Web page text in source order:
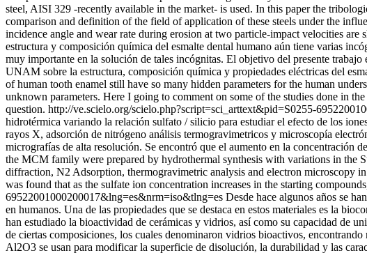
steel, AISI 329 -recently available in the market- is used. In this paper the
comparison and definition of the field of application of these steels under the
incidence angle and wear rate during erosion at two particle-impact velocities are
estructura y composición química del esmalte dental humano aún tiene varias
muy importante en la solución de tales incógnitas. El objetivo del presente
UNAM sobre la estructura, composición química y propiedades eléctricas del
of human tooth enamel still have so many hidden parameters for the human
unknown parameters. Here I going to comment on some of the studies done in
question. http://ve.scielo.org/scielo.php?script=sci_arttext&pid=S0255-
hidrotérmica variando la relación sulfato / silicio para estudiar el efecto de los
rayos X, adsorción de nitrógeno análisis termogravimetricos y microscopía
micrografías de alta resolución. Se encontró que el aumento en la concentración
the MCM family were prepared by hydrothermal synthesis with variations in the
diffraction, N2 Adsorption, thermogravimetric analysis and electron microscopy
was found that as the sulfate ion concentration increases in the starting
69522001000200017&lng=es&nrm=iso&tlng=es Desde hace algunos años se
en humanos. Una de las propiedades que se destaca en estos materiales es la
han estudiado la bioactividad de cerámicas y vidrios, así como su capacidad de
de ciertas composiciones, los cuales denominaron vidrios bioactivos,
Al2O3 se usan para modificar la superficie de disolución, la durabilidad y las